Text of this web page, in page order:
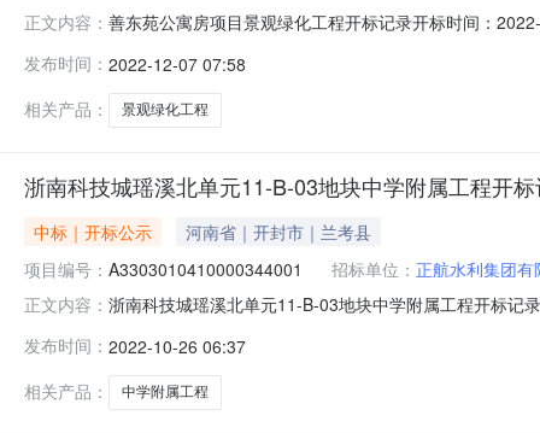
正文内容： 善东苑公寓房项目景观绿化工程开标记录开标时间：
称:浙江嘉天环境建设有限公司;项目负责人:李圣荣;报价
发布时间： 2022-12-07 07:58
相关产品：
景观绿化工程
浙南科技城瑶溪北单元11-B-03地块中学附属工程开
中标｜开标公示
河南省｜开封市｜兰考县
项目编号： A3303010410000344001 招标单位： 正航水利集团有
正文内容： 浙南科技城瑶溪北单元11-B-03地块中学附属工程开标
间:MonOct2417:38:51CST2022,投标人名称:浙江搏鸿建
发布时间： 2022-10-26 06:37
相关产品：
中学附属工程